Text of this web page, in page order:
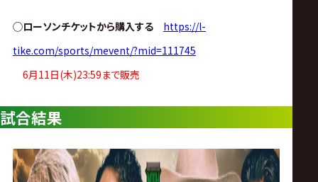
ト
◯ローソンチケットから購入する
https://l-
tike.com/sports/mevent/?mid=111745
6月11日(木)23:59まで販売
試合結果